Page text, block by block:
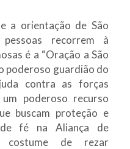
a orientação de São
recorrem à
é a “Oração a São
poderoso guardião do
contra as forças
poderoso recurso
buscam proteção e
fé na Aliança de
costume de rezar